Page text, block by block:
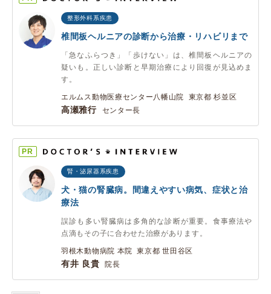
整形外科系疾患
椎間板ヘルニアの診断から治療・リハビリまで
「急なふらつき」「歩けない」は、椎間板ヘルニアの
疑いも。正しい診断と早期治療により回復が見込めま
す。
エルムス動物医療センター八幡山院 東京都 杉並区
高瀬雅行 センター長
PR
腎・泌尿器系疾患
犬・猫の腎臓病。間違えやすい病気、症状と治
療法
誤診も多い腎臓病は多角的な診断が重要。食事療法や
点滴もその子に合わせた治療があります。
羽根木動物病院 本院 東京都 世田谷区
有井 良貴 院長